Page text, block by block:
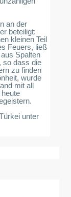
an der
beteiligt:
kleinen Teil
Feuers, ließ
Spalten
so dass die
zu finden
wurde
mit all
unter